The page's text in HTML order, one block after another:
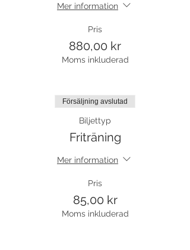
Mer information
Pris
880,00 kr
Moms inkluderad
Försäljning avslutad
Biljettyp
Friträning
Mer information
Pris
85,00 kr
Moms inkluderad